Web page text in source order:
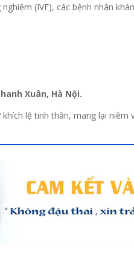
(IVF), các bệnh nhân
Xuân, Hà Nội.
lệ tinh thần, mang lại niềm